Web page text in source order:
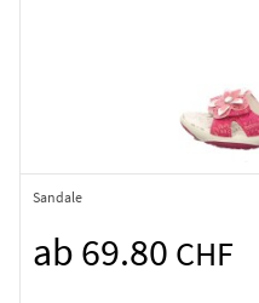
Sandale
ab 69.80 CHF